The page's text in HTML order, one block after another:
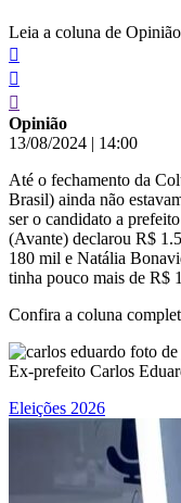
Leia a coluna de
Opinião
13/08/2024 | 14:00
Até o fechamento da
Brasil) ainda não
ser o candidato a
(Avante) declarou R$
180 mil e Natália
tinha pouco mais de R$
Confira a coluna
Ex-prefeito Carlos
Eleições 2026